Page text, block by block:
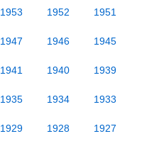
1953 1952 1951
1947 1946 1945
1941 1940 1939
1935 1934 1933
1929 1928 1927